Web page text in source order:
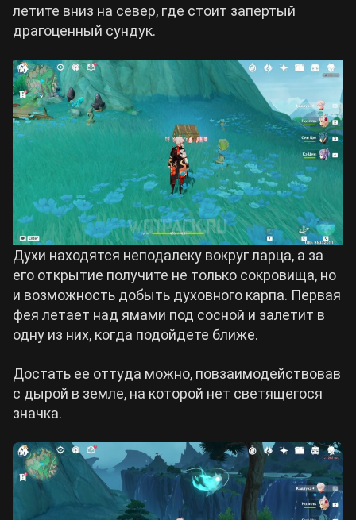
летите вниз на север, где стоит запертый
драгоценный сундук.
Духи находятся неподалеку вокруг ларца, а за
его открытие получите не только сокровища, но
и возможность добыть духовного карпа. Первая
фея летает над ямами под сосной и залетит в
одну из них, когда подойдете ближе.
Достать ее оттуда можно, повзаимодействовав
с дырой в земле, на которой нет светящегося
значка.